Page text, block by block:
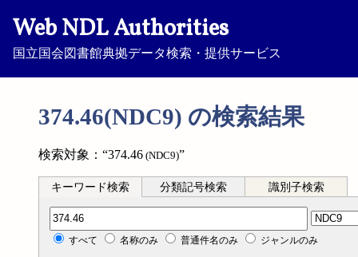
Web NDL Authorities
国立国会図書館典拠データ検索・提供サービス
374.46(NDC9) の検索結果
検索対象：“374.46 (NDC9)”
キーワード検索 分類記号検索 識別子検索
分類記号検索
すべて 名称のみ 普通件名のみ ジャンルのみ